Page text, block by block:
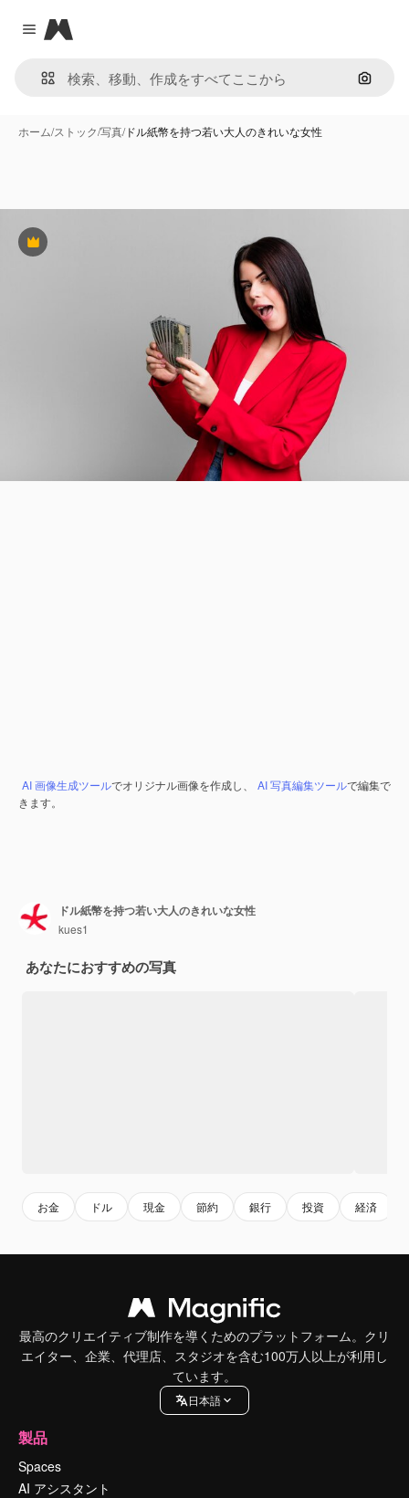
Close menu
Magnific
画像で
ホーム/ストック/写真/ドル紙幣を持つ若い大人のきれいな女性
Premium
AI 画像生成ツールでオリジナル画像を作成し、 AI 写真編集ツールで編集で
きます。
ドル紙幣を持つ若い大人のきれいな女性
kues1
あなたにおすすめの写真
お金 ドル 現金 節約 銀行 投資 経済
最高のクリエイティブ制作を導くためのプラットフォーム。クリ
エイター、企業、代理店、スタジオを含む100万人以上が利用し
ています。
日本語
製品
Spaces
AI アシスタント